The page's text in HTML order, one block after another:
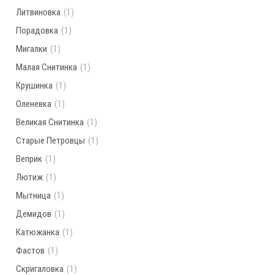
Литвиновка (1)
Порадовка (1)
Мигалки (1)
Малая Снитинка (1)
Крушинка (1)
Оленевка (1)
Великая Снитинка (1)
Старые Петровцы (1)
Веприк (1)
Лютиж (1)
Мытница (1)
Демидов (1)
Катюжанка (1)
Фастов (1)
Скригаловка (1)